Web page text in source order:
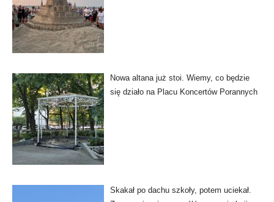
Nowa altana już stoi. Wiemy, co będzie
się działo na Placu Koncertów Porannych
Skakał po dachu szkoły, potem uciekał.